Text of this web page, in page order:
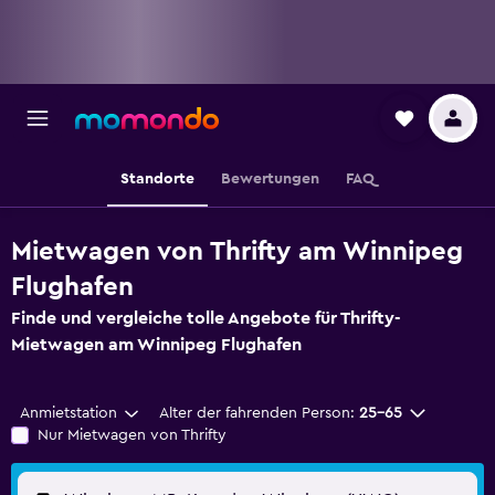
Standorte Bewertungen FAQ
Mietwagen von Thrifty am Winnipeg
Flughafen
Finde und vergleiche tolle Angebote für Thrifty-
Mietwagen am Winnipeg Flughafen
Anmietstation Alter der fahrenden Person: 25-65
Nur Mietwagen von Thrifty